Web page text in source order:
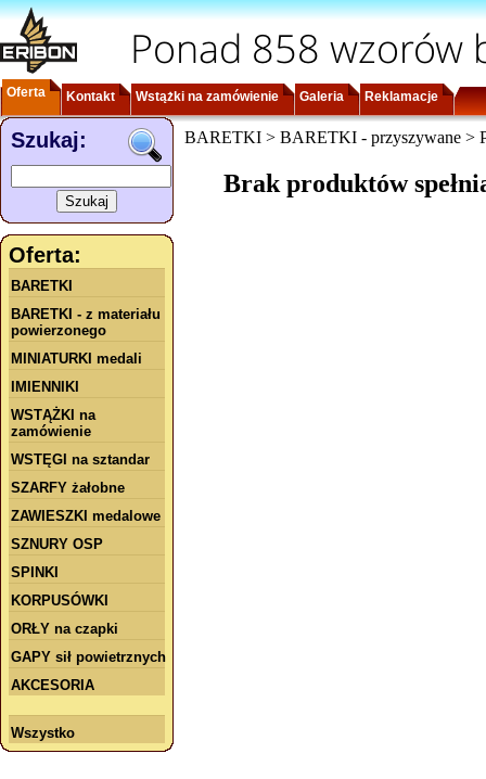
Ponad 858 wzorów
Oferta Kontakt Wstążki na zamówienie Galeria Reklamacje
Szukaj:
Oferta:
BARETKI
BARETKI - z materiału
powierzonego
MINIATURKI medali
IMIENNIKI
WSTĄŻKI na
zamówienie
WSTĘGI na sztandar
SZARFY żałobne
ZAWIESZKI medalowe
SZNURY OSP
SPINKI
KORPUSÓWKI
ORŁY na czapki
GAPY sił powietrznych
AKCESORIA
Wszystko
BARETKI > BARETKI - przyszywane >
Brak produktów